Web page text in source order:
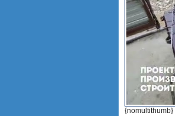
{nomultithumb}